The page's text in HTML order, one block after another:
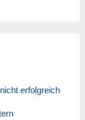
erfolgreich